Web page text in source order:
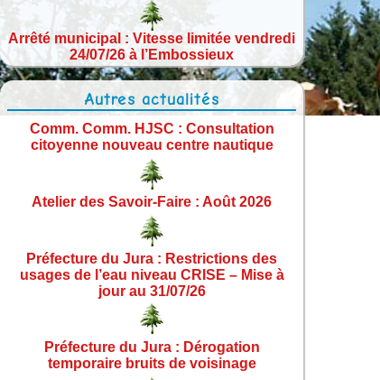
Arrêté municipal : Vitesse limitée vendredi
24/07/26 à l’Embossieux
Autres actualités
Comm. Comm. HJSC : Consultation
citoyenne nouveau centre nautique
Atelier des Savoir-Faire : Août 2026
Préfecture du Jura : Restrictions des
usages de l’eau niveau CRISE – Mise à
jour au 31/07/26
Préfecture du Jura : Dérogation
temporaire bruits de voisinage